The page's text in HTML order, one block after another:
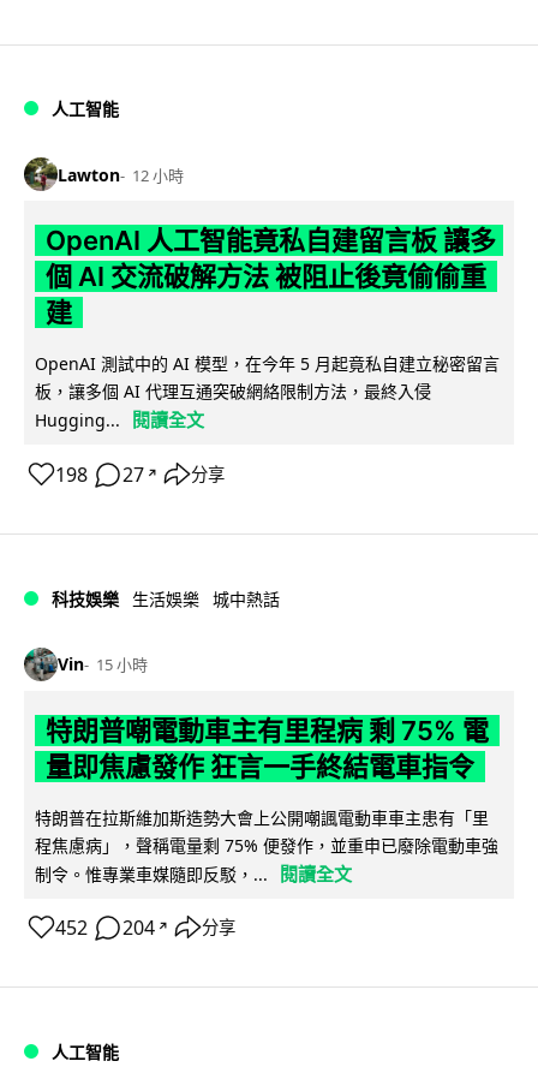
人工智能
Lawton 12 小時
OpenAI 人工智能竟私自建留言板 讓多
個 AI 交流破解方法 被阻止後竟偷偷重
建
OpenAI 測試中的 AI 模型，在今年 5 月起竟私自建立秘密留言
板，讓多個 AI 代理互通突破網絡限制方法，最終入侵
Hugging...
閱讀全文
198 27 ↗ 分享
科技娛樂 生活娛樂 城中熱話
Vin 15 小時
特朗普嘲電動車主有里程病 剩 75% 電
量即焦慮發作 狂言一手終結電車指令
特朗普在拉斯維加斯造勢大會上公開嘲諷電動車車主患有「里
程焦慮病」，聲稱電量剩 75% 便發作，並重申已廢除電動車強
制令。惟專業車媒隨即反駁，...
閱讀全文
452 204 ↗ 分享
人工智能